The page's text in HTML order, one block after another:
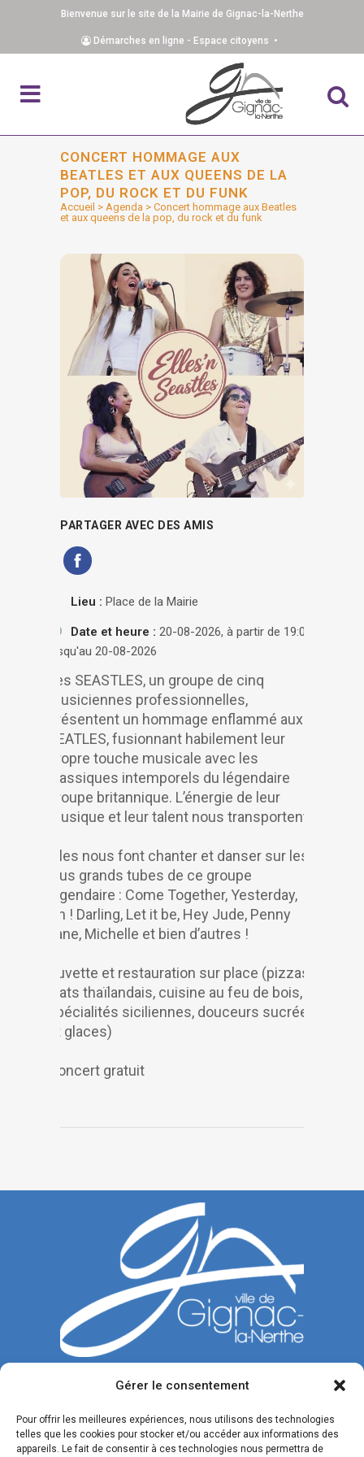
Gérer le consentement
Pour offrir les meilleures expériences, nous utilisons des technologies
telles que les cookies pour stocker et/ou accéder aux informations des
appareils. Le fait de consentir à ces technologies nous permettra de
Bienvenue sur le site de la Mairie de Gignac-la-Nerthe
Démarches en ligne - Espace citoyens •
CONCERT HOMMAGE AUX
BEATLES ET AUX QUEENS DE LA
POP, DU ROCK ET DU FUNK
Accueil > Agenda > Concert hommage aux Beatles
et aux queens de la pop, du rock et du funk
PARTAGER AVEC DES AMIS
Lieu : Place de la Mairie
Date et heure : 20-08-2026, à partir de 19:00
jusqu'au 20-08-2026
Les SEASTLES, un groupe de cinq
musiciennes professionnelles,
présentent un hommage enflammé aux
BEATLES, fusionnant habilement leur
propre touche musicale avec les
classiques intemporels du légendaire
groupe britannique. L’énergie de leur
musique et leur talent nous transportent.
Elles nous font chanter et danser sur les
plus grands tubes de ce groupe
légendaire : Come Together, Yesterday,
Oh ! Darling, Let it be, Hey Jude, Penny
Lane, Michelle et bien d’autres !
Buvette et restauration sur place (pizzas,
plats thaïlandais, cuisine au feu de bois,
spécialités siciliennes, douceurs sucrées
et glaces)
Concert gratuit
CONTACTEZ-NOUS
Tél. : 04 42 77 00 00